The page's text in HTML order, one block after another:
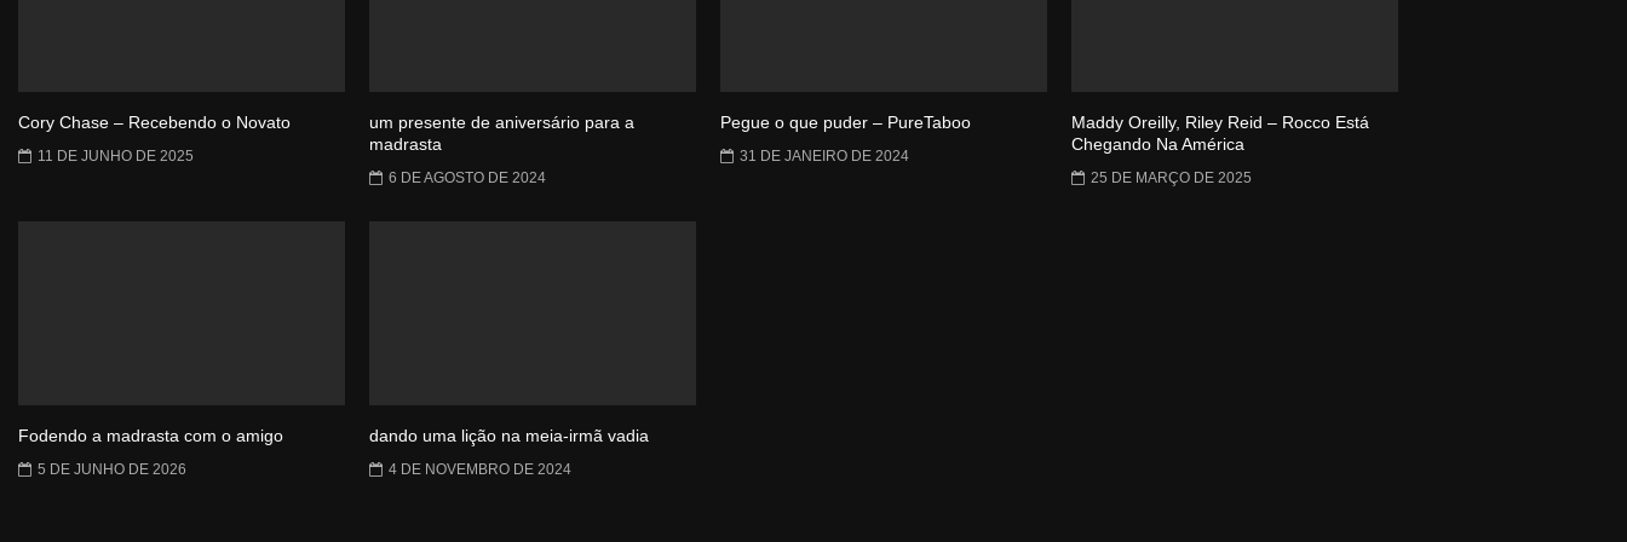
Cory Chase – Recebendo o Novato
11 DE JUNHO DE 2025
um presente de aniversário para a
madrasta
6 DE AGOSTO DE 2024
Pegue o que puder – PureTaboo
31 DE JANEIRO DE 2024
Maddy Oreilly, Riley Reid – Rocco Está
Chegando Na América
25 DE MARÇO DE 2025
Fodendo a madrasta com o amigo
5 DE JUNHO DE 2026
dando uma lição na meia-irmã vadia
4 DE NOVEMBRO DE 2024